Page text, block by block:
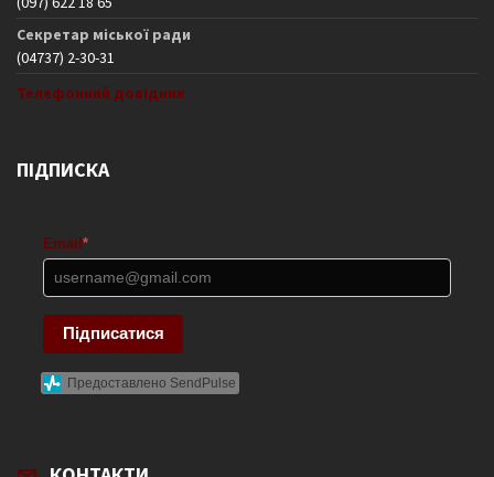
Секретар міської ради
(04737) 2-30-31
Телефонний довідник
ПІДПИСКА
Email *
Підписатися
Предоставлено SendPulse